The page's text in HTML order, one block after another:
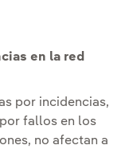
en la red
por incidencias,
fallos en los
no afectan a